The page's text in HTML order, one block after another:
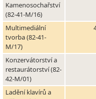
Kamenosochařství
(82-41-M/16)
Multimediální
tvorba (82-41-
M/17)
Konzervátorství a
restaurátorství (82-
42-M/01)
Ladění klavírů a